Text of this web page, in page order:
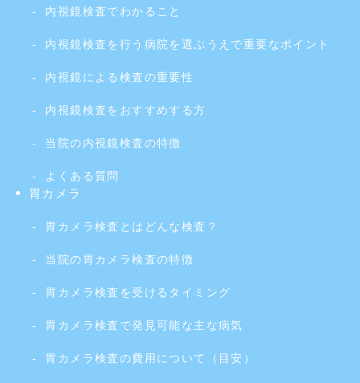
内視鏡検査でわかること
内視鏡検査を行う病院を選ぶうえで重要なポイント
内視鏡による検査の重要性
内視鏡検査をおすすめする方
当院の内視鏡検査の特徴
よくある質問
胃カメラ
胃カメラ検査とはどんな検査？
当院の胃カメラ検査の特徴
胃カメラ検査を受けるタイミング
胃カメラ検査で発見可能な主な病気
胃カメラ検査の費用について（目安）